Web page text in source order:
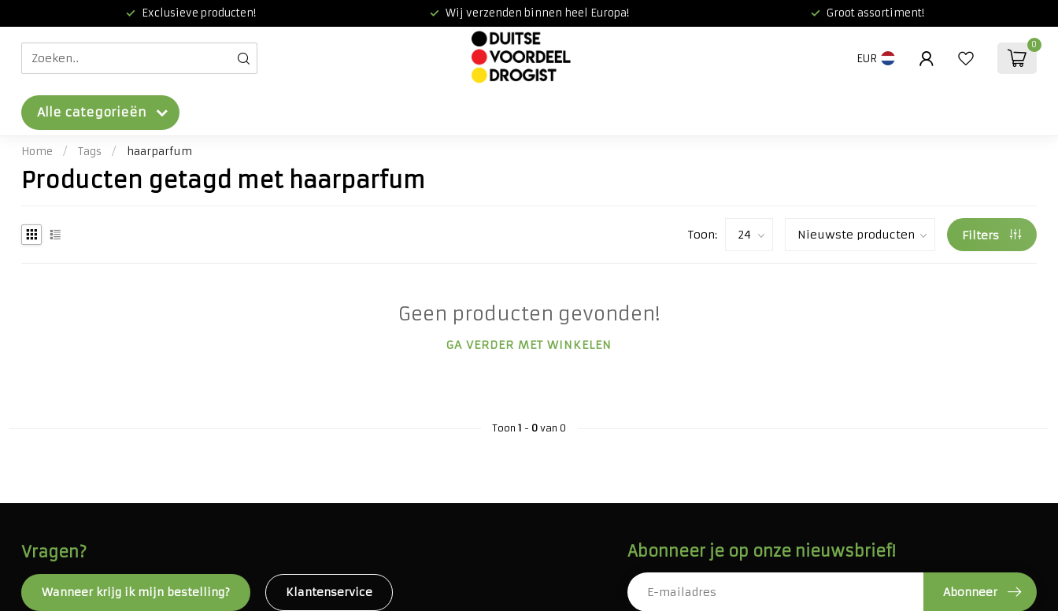
Exclusieve producten! Wij verzenden binnen heel Europa! Groot assortiment!
EUR
0
Alle categorieën
Home / Tags / haarparfum
Producten getagd met haarparfum
Toon: Filters
Geen producten gevonden!
GA VERDER MET WINKELEN
Toon 1 - 0van 0
Vragen?
Wanneer krijg ik mijn bestelling? Klantenservice
Abonneer je op onze nieuwsbrief!
Abonneer